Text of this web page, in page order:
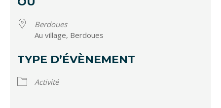
Berdoues
Au village, Berdoues
TYPE D’ÉVÈNEMENT
Activité